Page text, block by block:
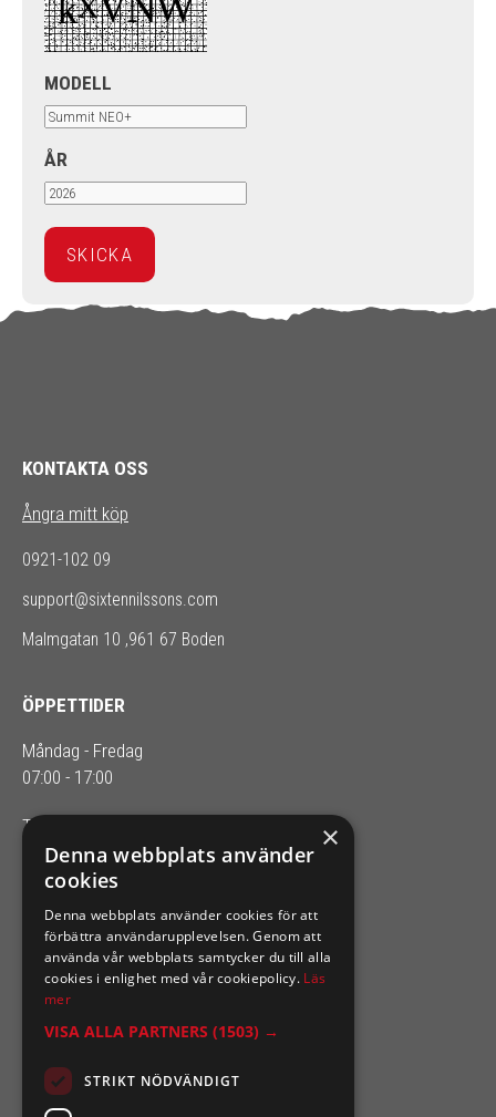
MODELL
ÅR
KONTAKTA OSS
Ångra mitt köp
0921-102 09
support@sixtennilssons.com
Malmgatan 10 ,961 67 Boden
ÖPPETTIDER
Måndag - Fredag
07:00 - 17:00
Telefontider: 08.00-16.00
SIXTEN NILSSONS
Organisationsnummer 556164-2652
×
Denna webbplats använder
cookies
Denna webbplats använder cookies för att
förbättra användarupplevelsen. Genom att
använda vår webbplats samtycker du till alla
cookies i enlighet med vår cookiepolicy. Läs
mer
VISA ALLA PARTNERS (1503) →
STRIKT NÖDVÄNDIGT